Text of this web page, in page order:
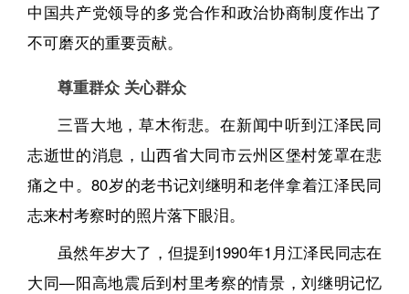
中国共产党领导的多党合作和政治协商制度作出了
不可磨灭的重要贡献。
尊重群众 关心群众
三晋大地，草木衔悲。在新闻中听到江泽民同
志逝世的消息，山西省大同市云州区堡村笼罩在悲
痛之中。80岁的老书记刘继明和老伴拿着江泽民同
志来村考察时的照片落下眼泪。
虽然年岁大了，但提到1990年1月江泽民同志在
大同—阳高地震后到村里考察的情景，刘继明记忆